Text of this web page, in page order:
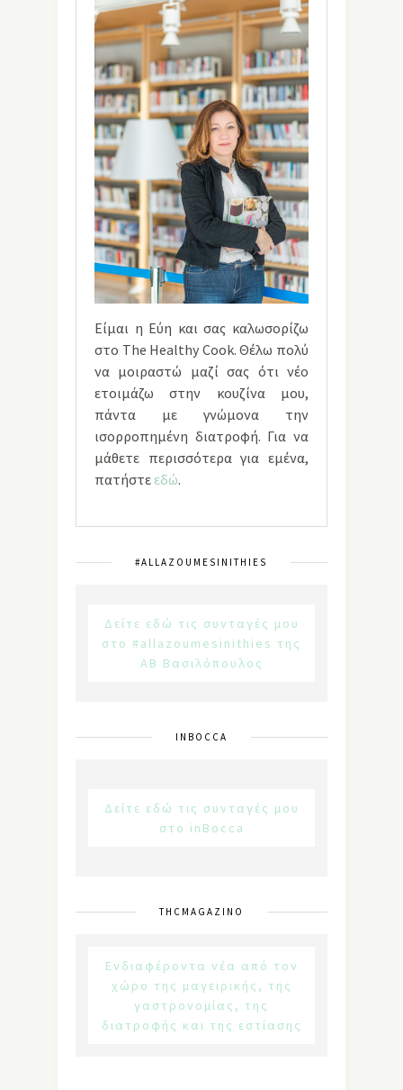
Είμαι η Εύη και σας καλωσορίζω
στο The Healthy Cook. Θέλω πολύ
να μοιραστώ μαζί σας ότι νέο
ετοιμάζω στην κουζίνα μου,
πάντα με γνώμονα την
ισορροπημένη διατροφή. Για να
μάθετε περισσότερα για εμένα,
πατήστε εδώ.
#ALLAZOUMESINITHIES
Δείτε εδώ τις συνταγές μου
στο #allazoumesinithies της
ΑΒ Βασιλόπουλος
INBOCCA
Δείτε εδώ τις συνταγές μου
στο inBocca
THCMAGAZINO
Ενδιαφέροντα νέα από τον
χώρο της μαγειρικής, της
γαστρονομίας, της
διατροφής και της εστίασης